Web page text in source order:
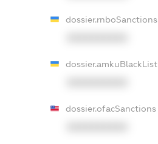
dossier.rnboSanctions
dossier.amkuBlackList
dossier.ofacSanctions